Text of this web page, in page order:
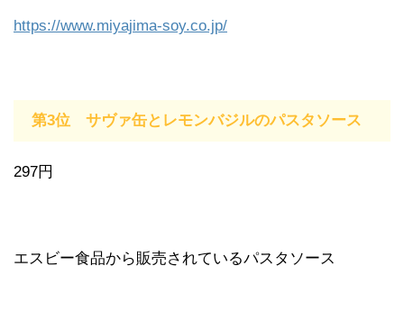
https://www.miyajima-soy.co.jp/
第3位 サヴァ缶とレモンバジルのパスタソース
297円
エスビー食品から販売されているパスタソース